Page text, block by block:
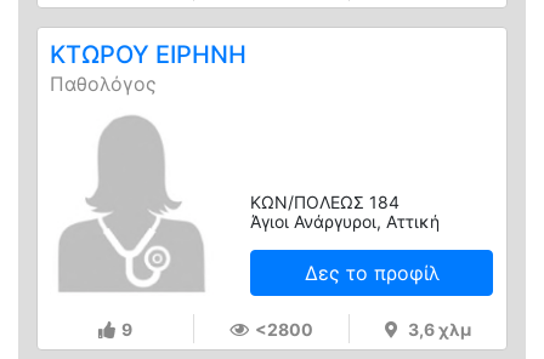
ΚΤΩΡΟΥ ΕΙΡΗΝΗ
Παθολόγος
ΚΩΝ/ΠΟΛΕΩΣ 184
Άγιοι Ανάργυροι, Αττική
Δες το προφίλ
9 <2800 3,6 χλμ